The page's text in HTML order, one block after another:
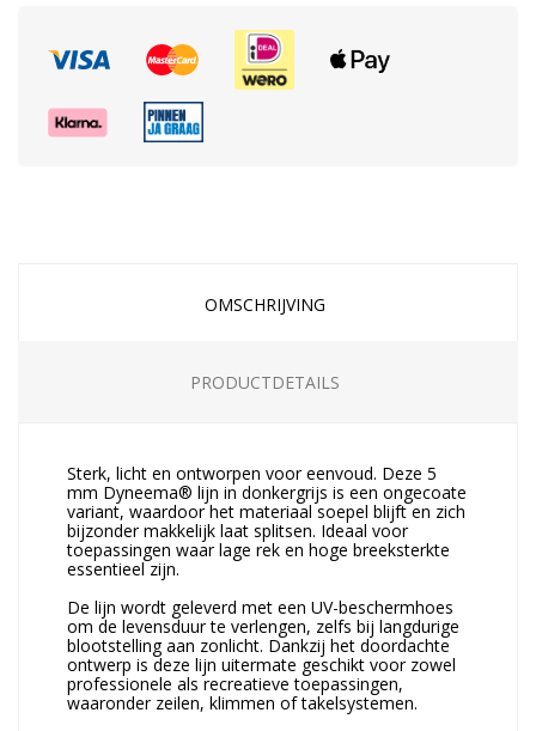
OMSCHRIJVING
PRODUCTDETAILS
Sterk, licht en ontworpen voor eenvoud. Deze 5
mm Dyneema® lijn in donkergrijs is een ongecoate
variant, waardoor het materiaal soepel blijft en zich
bijzonder makkelijk laat splitsen. Ideaal voor
toepassingen waar lage rek en hoge breeksterkte
essentieel zijn.
De lijn wordt geleverd met een UV-beschermhoes
om de levensduur te verlengen, zelfs bij langdurige
blootstelling aan zonlicht. Dankzij het doordachte
ontwerp is deze lijn uitermate geschikt voor zowel
professionele als recreatieve toepassingen,
waaronder zeilen, klimmen of takelsystemen.